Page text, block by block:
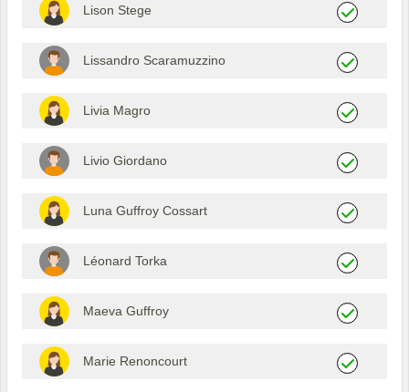
Lison Stege
Lissandro Scaramuzzino
Livia Magro
Livio Giordano
Luna Guffroy Cossart
Léonard Torka
Maeva Guffroy
Marie Renoncourt